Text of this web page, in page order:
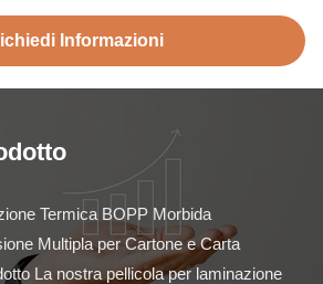
Informazioni
Termica BOPP Morbida
Multipla per Cartone e Carta
La nostra pellicola per laminazione